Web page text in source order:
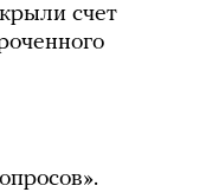
счет